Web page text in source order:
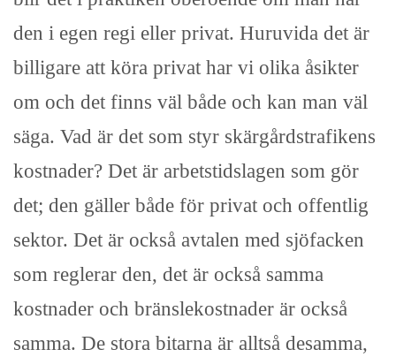
den i egen regi eller privat. Huruvida det är
billigare att köra privat har vi olika åsikter
om och det finns väl både och kan man väl
säga. Vad är det som styr skärgårdstrafikens
kostnader? Det är arbetstidslagen som gör
det; den gäller både för privat och offentlig
sektor. Det är också avtalen med sjöfacken
som reglerar den, det är också samma
kostnader och bränslekostnader är också
samma. De stora bitarna är alltså desamma,